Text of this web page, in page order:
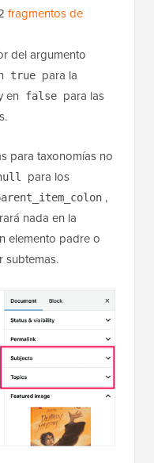
fragmentos de
del argumento
true para la
en
false para las
para taxonomías no
para los
,
nada en la
elemento padre o
subtemas.